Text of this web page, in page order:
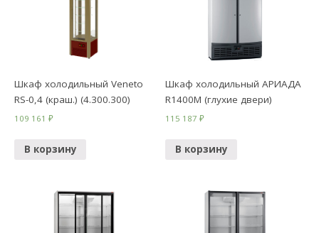
Шкаф холодильный Veneto
RS-0,4 (краш.) (4.300.300)
109 161₽
В корзину
Шкаф холодильный АРИАДА
R1400M (глухие двери)
115 187₽
В корзину